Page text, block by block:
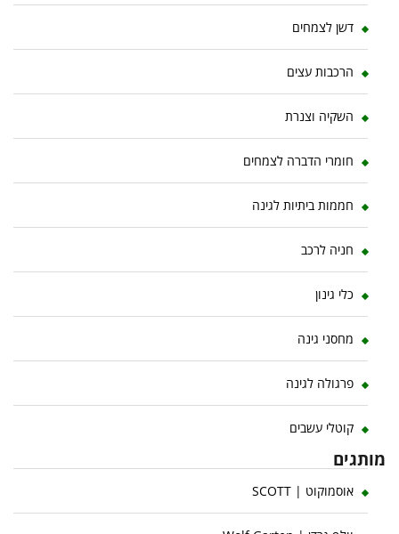
דשן לצמחים
הרכבות עצים
השקיה וצנרת
חומרי הדברה לצמחים
חממות ביתיות לגינה
חניה לרכב
כלי גינון
מחסני גינה
פרגולה לגינה
קוטלי עשבים
מותגים
אוסמוקוט | SCOTT